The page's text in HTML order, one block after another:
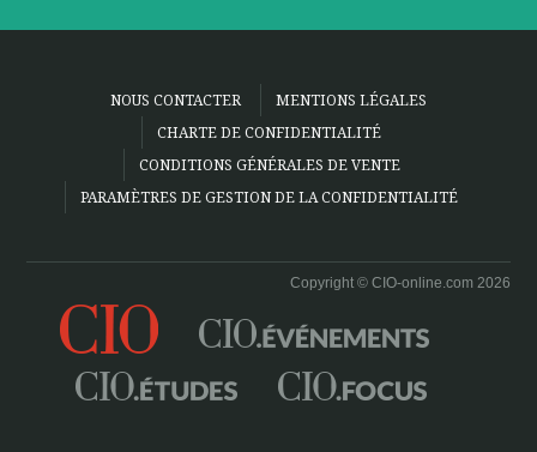
NOUS CONTACTER
MENTIONS LÉGALES
CHARTE DE CONFIDENTIALITÉ
CONDITIONS GÉNÉRALES DE VENTE
PARAMÈTRES DE GESTION DE LA CONFIDENTIALITÉ
Copyright © CIO-online.com 2026